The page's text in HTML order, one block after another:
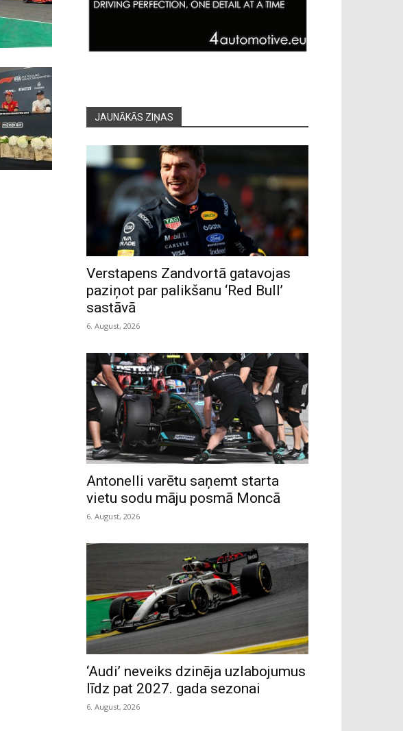
JAUNĀKĀS ZIŅAS
Verstapens Zandvortā gatavojas
paziņot par palikšanu ‘Red Bull’
sastāvā
6. August, 2026
Antonelli varētu saņemt starta
vietu sodu māju posmā Moncā
6. August, 2026
‘Audi’ neveiks dzinēja uzlabojumus
līdz pat 2027. gada sezonai
6. August, 2026